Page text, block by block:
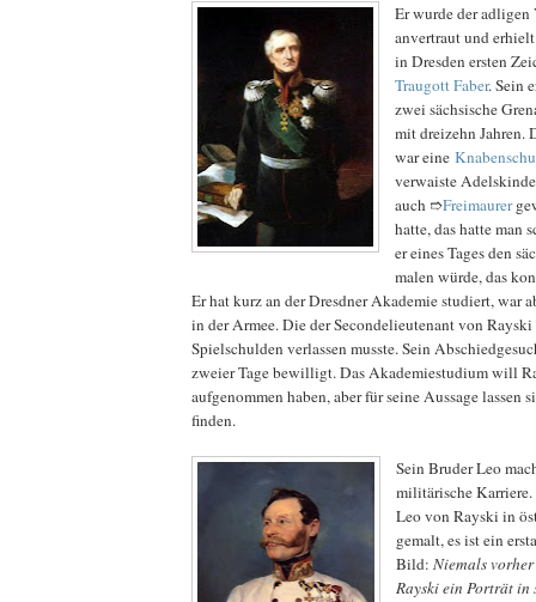
Er wurde der adligen
anvertraut und
in Dresden ersten
Traugott Faber. Sein
zwei sächsische
mit dreizehn Jahren.
war eine
verwaiste
auch ➱Freimaurer
hatte, das hatte man
er eines Tages den
malen würde, das
Er hat kurz an der Dresdner Akademie studiert, war
in der Armee. Die der Secondelieutenant von
Spielschulden verlassen musste. Sein
zweier Tage bewilligt. Das Akademiestudium will
aufgenommen haben, aber für seine Aussage lassen
finden.
Sein Bruder Leo
militärische
Leo von Rayski in
gemalt, es ist ein
Bild: Niemals
Rayski ein Porträt in